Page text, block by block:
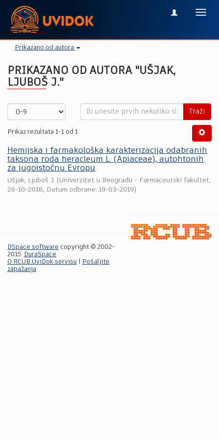
Prikazano od autora
PRIKAZANO OD AUTORA "UŠJAK,
LJUBOŠ J."
Traži
Prikaz rezultata 1-1 od 1
Hemijska i farmakološka karakterizacija odabranih
taksona roda heracleum L. (Apiaceae), autohtonih
za jugoistočnu Evropu
Ušjak, Ljuboš J. (Univerzitet u Beogradu - Farmaceutski fakultet,
26-10-2018, Datum odbrane: 19-03-2019)
DSpace software copyright © 2002-
2015
DuraSpace
O RCUB UviDok servisu
Pošaljite
zapažanja